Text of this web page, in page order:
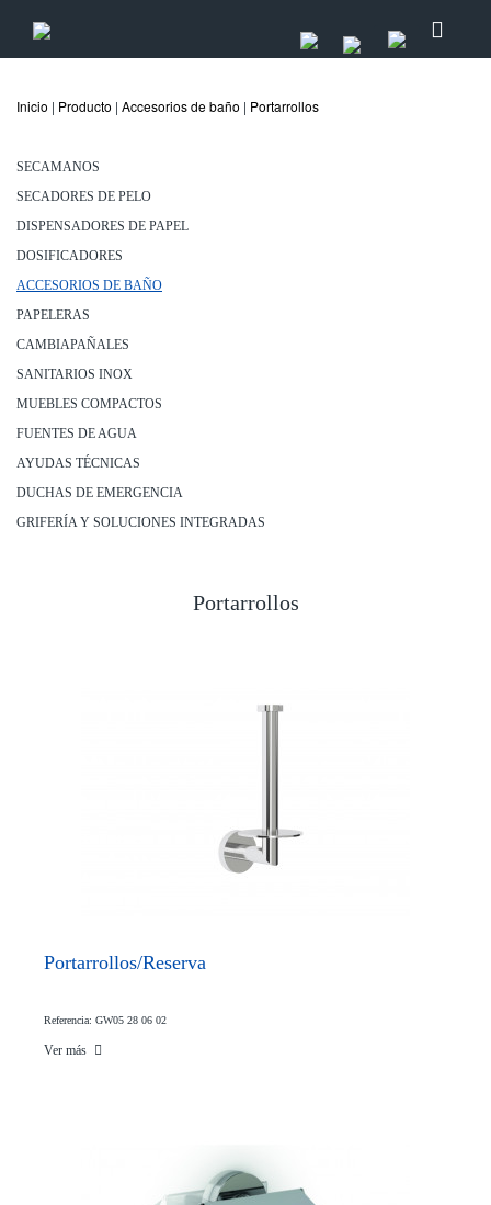
Inicio | Producto | Accesorios de baño | Portarrollos
SECAMANOS
SECADORES DE PELO
DISPENSADORES DE PAPEL
DOSIFICADORES
ACCESORIOS DE BAÑO
PAPELERAS
CAMBIAPAÑALES
SANITARIOS INOX
MUEBLES COMPACTOS
FUENTES DE AGUA
AYUDAS TÉCNICAS
DUCHAS DE EMERGENCIA
GRIFERÍA Y SOLUCIONES INTEGRADAS
Portarrollos
Portarrollos/Reserva
Referencia: GW05 28 06 02
Ver más